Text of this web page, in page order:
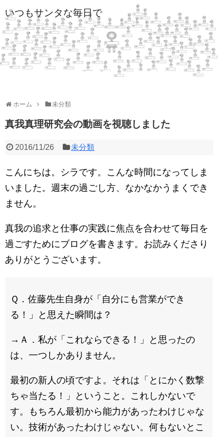
いつもサンタな毎日で
ホーム 未分類
真我真理研究会の動画を視聴しました
2016/11/26 未分類
こんにちは。シラです。こんな時間になってしま
いました。週末の過ごし方、なかなかうまくでき
ません。
真我の追求と仕事の実践に焦点を合わせて毎日を
過ごすためにブログを書きます。お読みくださり
ありがとうございます。
Ｑ．佐藤先生自身が「自分にも営業ができ
る！」と思えた瞬間は？
→Ａ．私が「これならできる！」と思ったの
は、一つしかありません。
最初の新人の頃ですよ。それは「とにかく数撃
ちゃ当たる！」ということ。これしかないで
す。もちろん最初から能力があったわけじゃな
い。技術があったわけじゃない。何もないとこ